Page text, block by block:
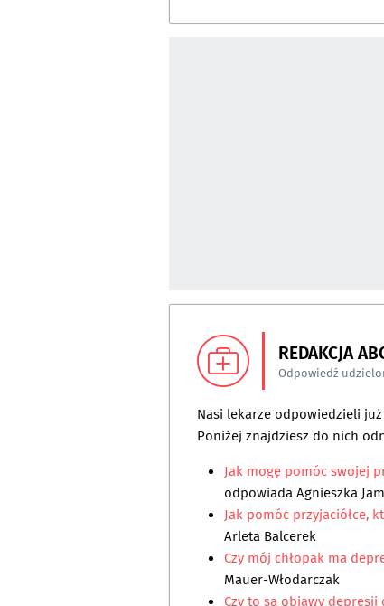
REDAKCJA
Odpowiedź
Nasi lekarze odpowiedzieli
Poniżej znajdziesz do nich
Jak mogę pomóc swojej
odpowiadaAgnieszka
Jak pomóc przyjaciółce,
Arleta Balcerek
Czy mój chłopak ma
Mauer-Włodarczak
Czy to są objawy